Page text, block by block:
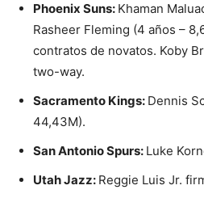
Phoenix Suns: Khaman
Rasheer Fleming (4 años –
contratos de novatos. Koby
two-way.
Sacramento Kings: Dennis
44,43M).
San Antonio Spurs: Luke
Utah Jazz: Reggie Luis Jr.